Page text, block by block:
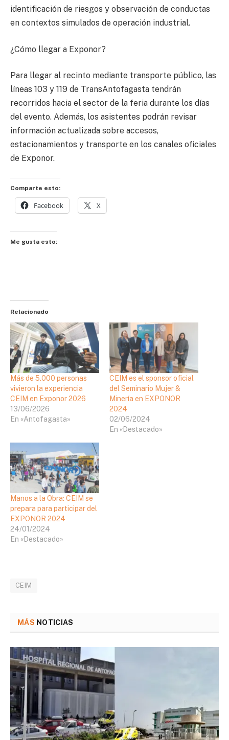
identificación de riesgos y observación de conductas
en contextos simulados de operación industrial.
¿Cómo llegar a Exponor?
Para llegar al recinto mediante transporte público, las
líneas 103 y 119 de TransAntofagasta tendrán
recorridos hacia el sector de la feria durante los días
del evento. Además, los asistentes podrán revisar
información actualizada sobre accesos,
estacionamientos y transporte en los canales oficiales
de Exponor.
Comparte esto:
Facebook X
Me gusta esto:
Relacionado
Más de 5.000 personas
vivieron la experiencia
CEIM en Exponor 2026
13/06/2026
En «Antofagasta»
CEIM es el sponsor oficial
del Seminario Mujer &
Minería en EXPONOR
2024
02/06/2024
En «Destacado»
Manos a la Obra: CEIM se
prepara para participar del
EXPONOR 2024
24/01/2024
En «Destacado»
CEIM
MÁS NOTICIAS